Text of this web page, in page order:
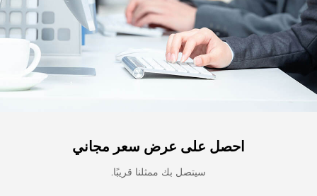
احصل على عرض سعر مجاني
سيتصل بك ممثلنا قريبًا.